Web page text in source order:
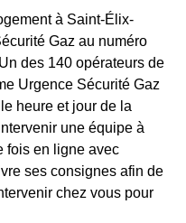
à Saint-Élix-
Gaz au numéro
des 140 opérateurs de
Urgence Sécurité Gaz
heure et jour de la
une équipe à
fois en ligne avec
ses consignes afin de
chez vous pour